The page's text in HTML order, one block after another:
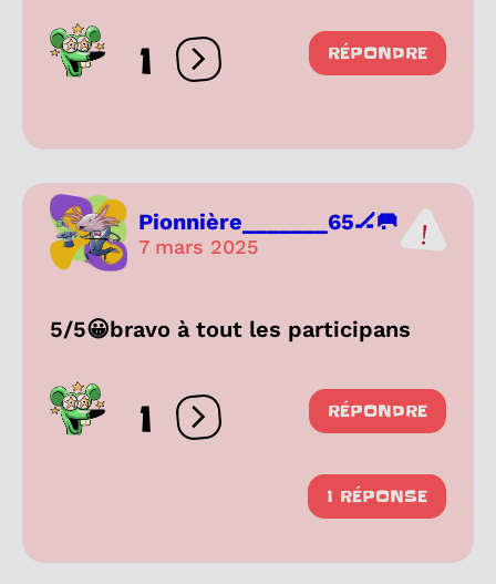
1 Ouvrir les réactions
RÉPONDRE
Pionnière_______65🏒🥅
7 mars 2025
5/5😀bravo à tout les participans
1 Ouvrir les réactions
RÉPONDRE
1 RÉPONSE